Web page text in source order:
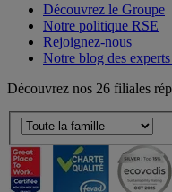
Découvrez le Groupe
Notre politique RSE
Rejoignez-nous
Notre blog des experts
Découvrez nos 26 filiales